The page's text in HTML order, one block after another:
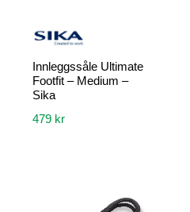
Innleggssåle Ultimate
Footfit – Medium –
Sika
479 kr